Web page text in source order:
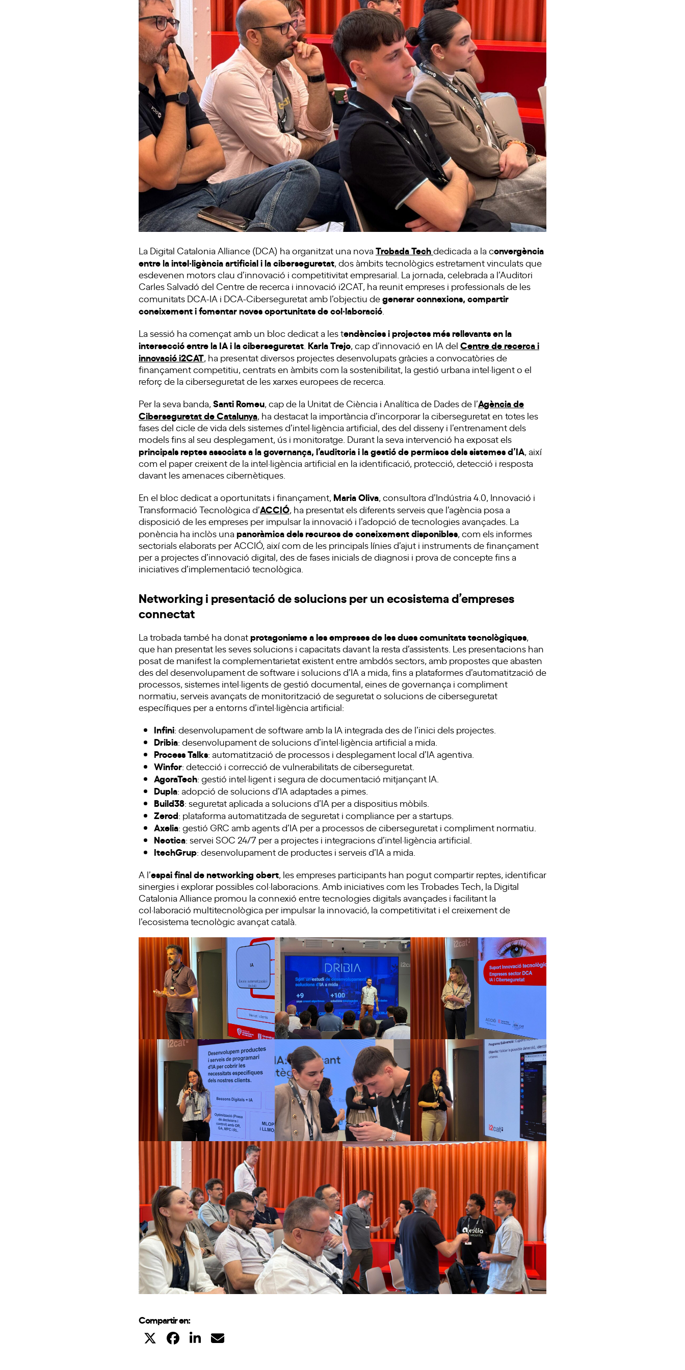
La Digital Catalonia Alliance (DCA) ha organitzat una nova Trobada Techdedicada a la convergència
entre la intel·ligència artificial i la ciberseguretat, dos àmbits tecnològics estretament vinculats que
esdevenen motors clau d’innovació i competitivitat empresarial. La jornada, celebrada a l’Auditori
Carles Salvadó del Centre de recerca i innovació i2CAT, ha reunit empreses i professionals de les
comunitats DCA-IA i DCA-Ciberseguretat amb l’objectiu degenerar connexions, compartir
coneixement i fomentar noves oportunitats de col·laboració
La sessió ha començat amb un bloc dedicat a les tendències i projectes més rellevants en la
intersecció entre la IA i la ciberseguretat Karla Trejo, cap d’innovació en IA del Centre de recerca i
innovació i2CAT, ha presentat diversos projectes desenvolupats gràcies a convocatòries de
finançament competitiu, centrats en àmbits com la sostenibilitat, la gestió urbana intel·ligent o el
reforç de la ciberseguretat de les xarxes europees de recerca.
Per la seva banda,Santi Romeu, cap de la Unitat de Ciència i Analítica de Dades de l’Agència de
Ciberseguretat de Catalunya, ha destacat la importància d’incorporar la ciberseguretat en totes les
fases del cicle de vida dels sistemes d’intel·ligència artificial, des del disseny i l’entrenament dels
models fins al seu desplegament, ús i monitoratge. Durant la seva intervenció ha exposat els
principals reptes associats a la governança, l’auditoria i la gestió de permisos dels sistemes d’IA, així
com el paper creixent de la intel·ligència artificial en la identificació, protecció, detecció i resposta
davant les amenaces cibernètiques.
En el bloc dedicat a oportunitats i finançament, Maria Oliva, consultora d’Indústria 4.0, Innovació i
Transformació Tecnològica d’ACCIÓ, ha presentat els diferents serveis que l’agència posa a
disposició de les empreses per impulsar la innovació i l’adopció de tecnologies avançades. La
ponència ha inclòs una panoràmica dels recursos de coneixement disponibles, com els informes
sectorials elaborats per ACCIÓ, així com de les principals línies d’ajut i instruments de finançament
per a projectes d’innovació digital, des de fases inicials de diagnosi i prova de concepte fins a
iniciatives d’implementació tecnològica.
Networking i presentació de solucions per un ecosistema d’empreses
connectat
La trobada també ha donatprotagonisme a les empreses de les dues comunitats tecnològiques,
que han presentat les seves solucions i capacitats davant la resta d’assistents. Les presentacions han
posat de manifest la complementarietat existent entre ambdós sectors, amb propostes que abasten
des del desenvolupament de software i solucions d’IA a mida, fins a plataformes d’automatització de
processos, sistemes intel·ligents de gestió documental, eines de governança i compliment
normatiu, serveis avançats de monitorització de seguretat o solucions de ciberseguretat
específiques per a entorns d’intel·ligència artificial:
Infini: desenvolupament de software amb la IA integrada des de l’inici dels projectes.
Dribia: desenvolupament de solucions d’intel·ligència artificial a mida.
Process Talks: automatització de processos i desplegament local d’IA agentiva.
Winfor: detecció i correcció de vulnerabilitats de ciberseguretat.
AgoraTech: gestió intel·ligent i segura de documentació mitjançant IA.
Dupla: adopció de solucions d’IA adaptades a pimes.
Build38: seguretat aplicada a solucions d’IA per a dispositius mòbils.
Zerod: plataforma automatitzada de seguretat i compliance per a startups.
Axelia: gestió GRC amb agents d’IA per a processos de ciberseguretat i compliment normatiu.
Neotica: servei SOC 24/7 per a projectes i integracions d’intel·ligència artificial.
ItechGrup: desenvolupament de productes i serveis d’IA a mida.
A l’espai final de networking obert, les empreses participants han pogut compartir reptes, identificar
sinergies i explorar possibles col·laboracions. Amb iniciatives com les Trobades Tech, la Digital
Catalonia Alliance promou la connexió entre tecnologies digitals avançades i facilitant la
col·laboració multitecnològica per impulsar la innovació, la competitivitat i el creixement de
l’ecosistema tecnològic avançat català.
Compartir en: